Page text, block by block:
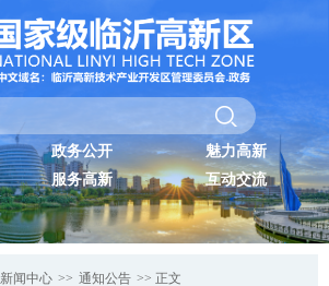
政务公开
魅力高新
服务高新
互动交流
新闻中心 >> 通知公告 >> 正文